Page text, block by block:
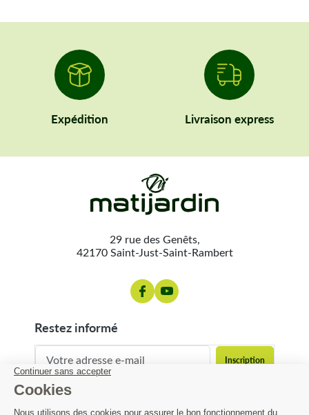
Expédition Livraison express
29 rue des Genêts,
42170 Saint-Just-Saint-Rambert
restez informé
contact@matijardin.fr 04 81 120 120